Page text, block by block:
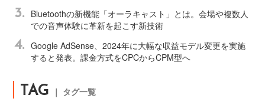
3.
Bluetoothの新機能「オーラキャスト」とは。会場や複数人
での音声体験に革新を起こす新技術
4. Google AdSense、2024年に大幅な収益モデル変更を実施
すると発表。課金方式をCPCからCPM型へ
TAG ｜ タグ一覧